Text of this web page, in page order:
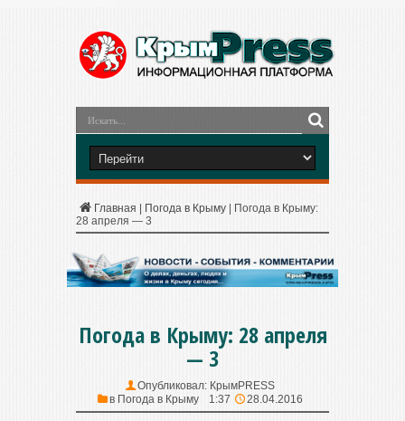
Главная Погода в Крыму
Погода в Крыму:
28 апреля — 3
Погода в Крыму: 28 апреля
— 3
Опубликовал: КрымPRESS
в Погода в Крыму 1:37 28.04.2016